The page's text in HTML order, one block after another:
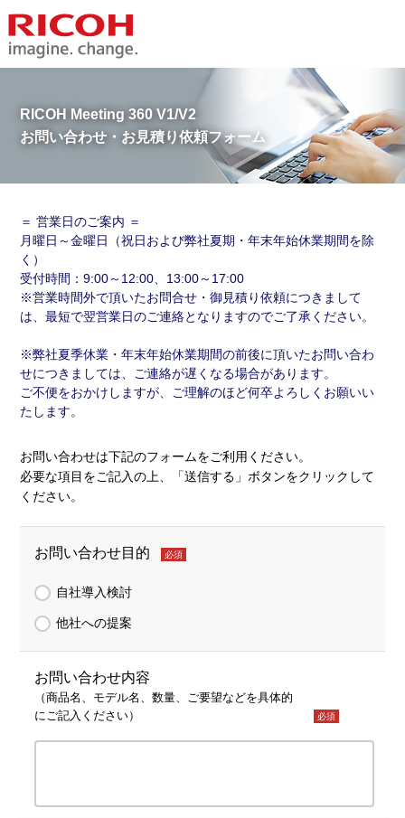
RICOH Meeting 360 V1/V2
お問い合わせ・お見積り依頼フォーム
営業日のご案内
月曜日～金曜日（祝日および弊社夏期・年末年始休業期間を除
く）
受付時間：9:00～12:00、13:00～17:00
営業時間外で頂いたお問合せ・御見積り依頼につきまして
は、最短で翌営業日のご連絡となりますのでご了承ください。
弊社夏季休業・年末年始休業期間の前後に頂いたお問い合わ
せにつきましては、ご連絡が遅くなる場合があります。
ご不便をおかけしますが、ご理解のほど何卒よろしくお願いい
たします。
お問い合わせは下記のフォームをご利用ください。
必要な項目をご記入の上、「送信する」ボタンをクリックして
ください。
お問い合わせ目的 必須
自社導入検討
他社への提案
お問い合わせ内容
（商品名、モデル名、数量、ご要望などを具体的
にご記入ください）
必須